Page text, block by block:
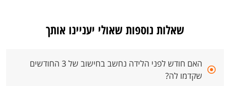
שאלות נוספות שאולי יעניינו אותך
האם חודש לפני הלידה נחשב בחישוב של 3 החודשים
שקדמו לה?